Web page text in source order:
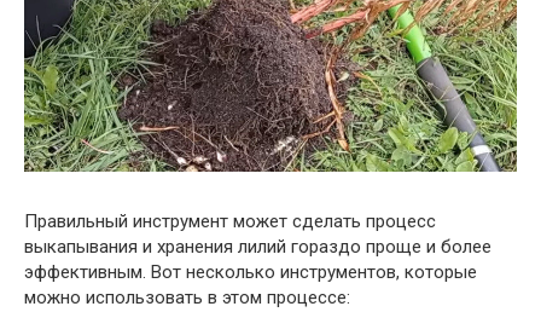
Правильный инструмент может сделать процесс
выкапывания и хранения лилий гораздо проще и более
эффективным. Вот несколько инструментов, которые
можно использовать в этом процессе: